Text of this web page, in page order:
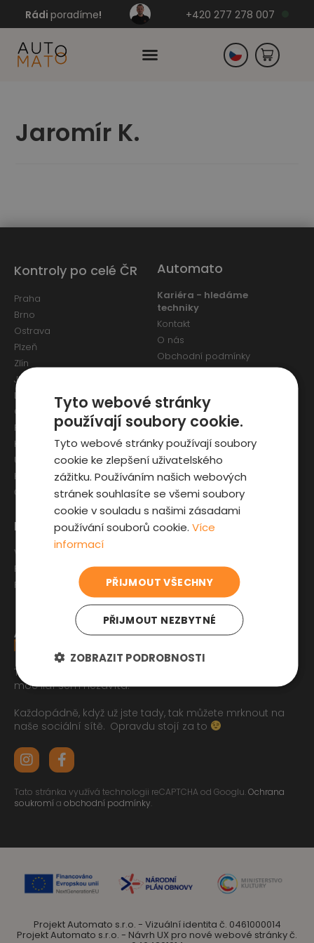
Rádi poradíme! +420 277 278 007
Jaromír K.
Tak jste se pročetli až sem dolu jo? To zasluhuje respekt,
moc lidí sem nezavítá.
Každopádně, když už jste tady, tak můžete mrknout na
naše sociální sítě. Opravdu stojí za to
Tato stránka využívá technologii reCAPTCHA od Googlu.Ochrana
soukromía obchodní podmínky.
Pro zákazníky
Výběr auta
Fyzická kontrola auta
Prověrka historie
Zajímavosti
Kupní smlouva na auto
Jak registrovat auto
Sleva pro IZS
Automato
Kariéra - hledáme
techniky
Kontakt
O nás
Obchodní podmínky
Kontroly po celé ČR
Praha
Brno
Ostrava
Plzeň
Zlín
Jihlava
Liberec
Olomouc
Pardubice
Karlovy Vary
Ústí nad Labem
Hradec Králové
České Budějovice
Projekt Automato s.r.o. - Vizuální identita č. 0461000014
Projekt Automato s.r.o. - Návrh UX pro nové webové stránky č.
Tyto webové stránky
používají soubory cookie.
Tyto webové stránky používají soubory
cookie ke zlepšení uživatelského
zážitku. Používáním našich webových
stránek souhlasíte se všemi soubory
cookie v souladu s našimi zásadami
používání souborů cookie.Více
informací
PŘIJMOUT VŠECHNY
PŘIJMOUT NEZBYTNÉ
ZOBRAZIT PODROBNOSTI